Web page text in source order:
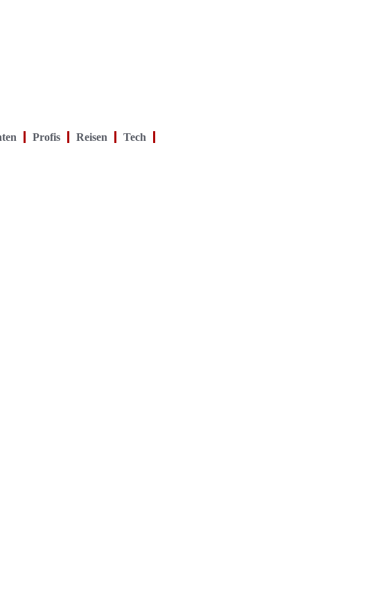
Profis Reisen Tech